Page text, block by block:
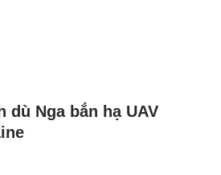
dù Nga bắn hạ UAV